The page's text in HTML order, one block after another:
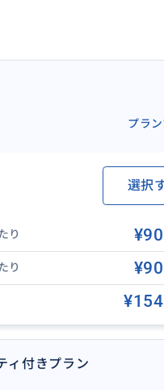
球アクティビティをプラ
プラ
選択
り
り
ィ付きプラン